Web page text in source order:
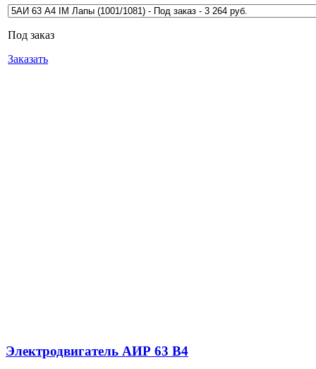
Под заказ
Заказать
Электродвигатель АИР 63 B4